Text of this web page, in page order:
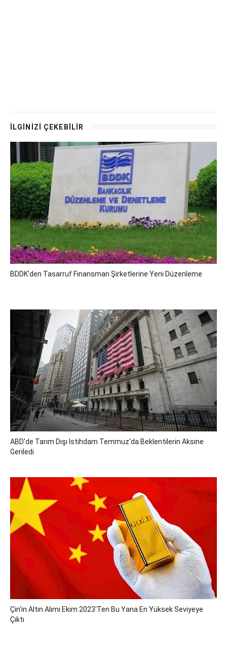
İLGİNİZİ ÇEKEBİLİR
BDDK'den Tasarruf Finansman Şirketlerine Yeni Düzenleme
ABD'de Tarım Dışı Istihdam Temmuz'da Beklentilerin Aksine
Geriledi
Çin'in Altın Alımı Ekim 2023'ten Bu Yana En Yüksek Seviyeye
Çıktı